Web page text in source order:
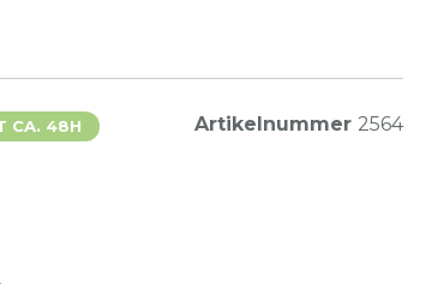
CA. 48H Artikelnummer 2564